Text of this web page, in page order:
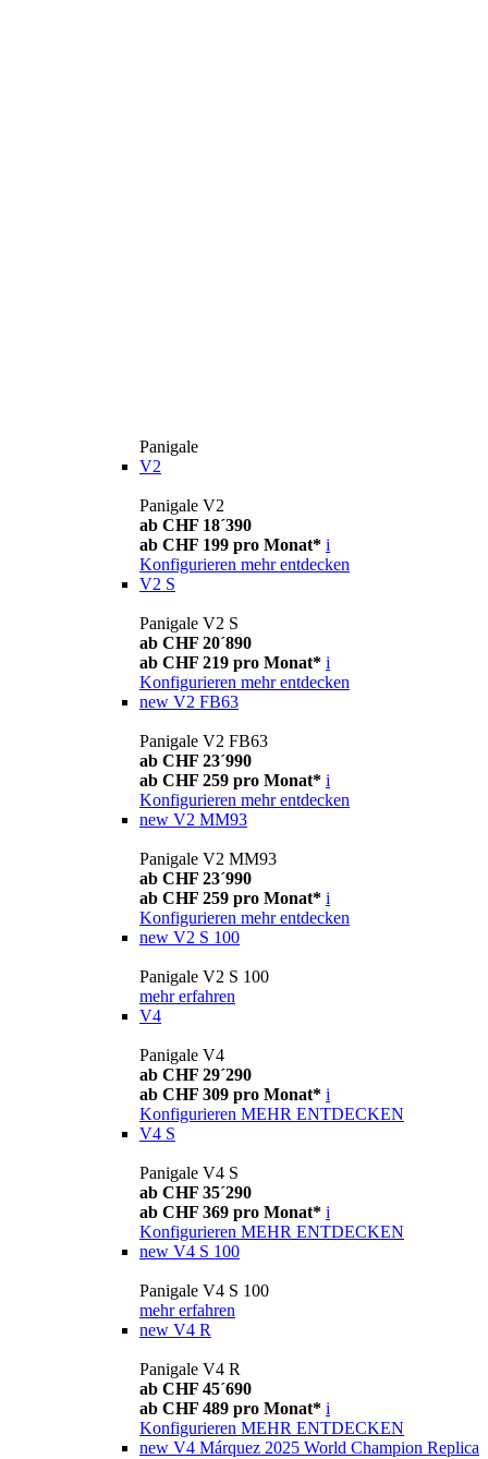
Panigale
V2
Panigale V2
ab CHF 18´390
ab CHF 199 pro Monat* i
Konfigurieren mehr entdecken
V2 S
Panigale V2 S
ab CHF 20´890
ab CHF 219 pro Monat* i
Konfigurieren mehr entdecken
new V2 FB63
Panigale V2 FB63
ab CHF 23´990
ab CHF 259 pro Monat* i
Konfigurieren mehr entdecken
new V2 MM93
Panigale V2 MM93
ab CHF 23´990
ab CHF 259 pro Monat* i
Konfigurieren mehr entdecken
new V2 S 100
Panigale V2 S 100
mehr erfahren
V4
Panigale V4
ab CHF 29´290
ab CHF 309 pro Monat* i
Konfigurieren MEHR ENTDECKEN
V4 S
Panigale V4 S
ab CHF 35´290
ab CHF 369 pro Monat* i
Konfigurieren MEHR ENTDECKEN
new V4 S 100
Panigale V4 S 100
mehr erfahren
new V4 R
Panigale V4 R
ab CHF 45´690
ab CHF 489 pro Monat* i
Konfigurieren MEHR ENTDECKEN
new V4 Márquez 2025 World Champion Replica